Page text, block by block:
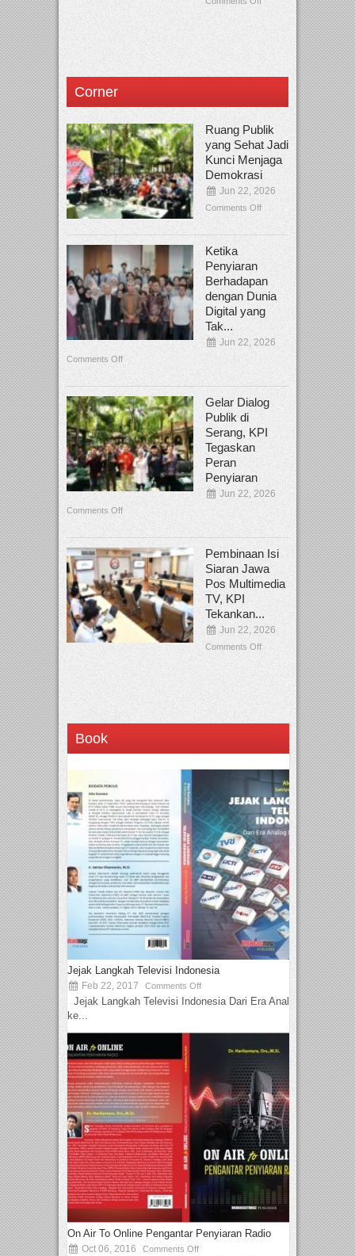
Corner
Ruang Publik
yang Sehat Jadi
Kunci Menjaga
Demokrasi
Jun 22, 2026
Comments Off
Ketika
Penyiaran
Berhadapan
dengan Dunia
Digital yang
Tak...
Jun 22, 2026
Comments Off
Gelar Dialog
Publik di
Serang, KPI
Tegaskan
Peran
Penyiaran
Jun 22, 2026
Comments Off
Pembinaan Isi
Siaran Jawa
Pos Multimedia
TV, KPI
Tekankan...
Jun 22, 2026
Comments Off
Book
Jejak Langkah Televisi Indonesia
Feb 22, 2017 Comments Off
Jejak Langkah Televisi Indonesia Dari Era Analog
ke...
On Air To Online Pengantar Penyiaran Radio
Oct 06, 2016 Comments Off